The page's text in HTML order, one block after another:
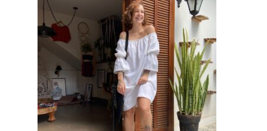
ser
escolhidas
na
página
do
produto